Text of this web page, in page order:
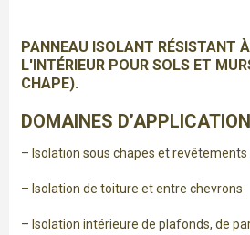
PANNEAU ISOLANT RÉSISTANT
L'INTÉRIEUR POUR SOLS ET
CHAPE).
DOMAINES D’APPLICATION
– Isolation sous chapes et revêtements
– Isolation de toiture et entre chevrons
– Isolation intérieure de plafonds, de